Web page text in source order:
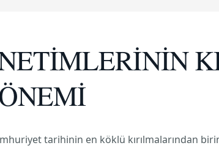
tarihinin en köklü kırılmalarından